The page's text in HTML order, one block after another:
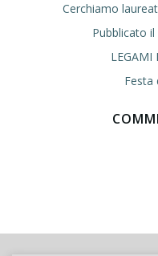
Cerchiamo
Pubblicato
LEGAMI
Festa